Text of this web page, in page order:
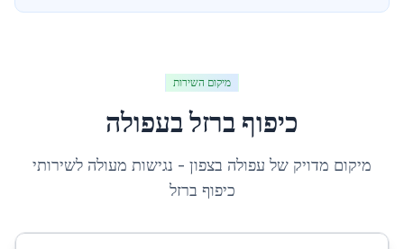
מיקום השירות
כיפוף ברזלבעפולה
מיקום מדויק של עפולה בצפון - נגישות מעולה לשירותי
כיפוף ברזל